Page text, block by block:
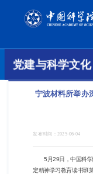
党建与科学文化
宁波材料所举办
发布时间： 2025-06-04
5月29日，中国科
定精神学习教育读书班